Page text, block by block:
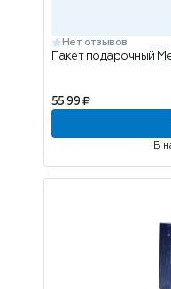
Нет отзывов
Пакет подарочный
55.99 ₽
В